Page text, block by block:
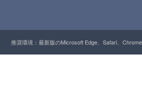
推奨環境：最新版のMicrosoft Edge、Safari、